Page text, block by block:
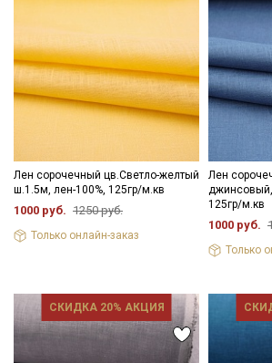
40С (При температуре воды свыше 60С
хлором; максимальная температура
рекомендуется глажка с изнаночной
подвешенном состоянии.
Цветопередача может отличаться от
ткани в зависимости от настроек вашего
Лен сорочечный цв.Светло-желтый
ш.1.5м, лен-100%, 125гр/м.кв
1000 руб. 1250 руб.
Только онлайн-заказ
Лен
125гр/м.кв
1000 руб.
Только
СКИДКА 20% АКЦИЯ